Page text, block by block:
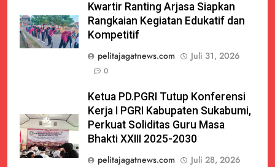
Kwartir Ranting Arjasa Siapkan
Rangkaian Kegiatan Edukatif dan
Kompetitif
pelitajagatnews.com
Juli 31, 2026
0
Ketua PD.PGRI Tutup Konferensi
Kerja I PGRI Kabupaten Sukabumi,
Perkuat Soliditas Guru Masa
Bhakti XXIII 2025-2030
pelitajagatnews.com
Juli 28, 2026